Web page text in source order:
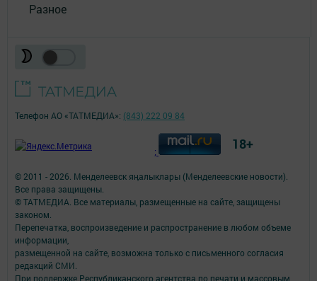
Разное
© 2011 - 2026. Менделеевск яӊалыклары (Менделеевские новости).
Все права защищены.
© ТАТМЕДИА. Все материалы, размещенные на сайте, защищены
законом.
Перепечатка, воспроизведение и распространение в любом объеме
информации,
размещенной на сайте, возможна только с письменного согласия
редакций СМИ.
При поддержке Республиканского агентства по печати и массовым
Телефон АО «ТАТМЕДИА»: (843) 222 09 84
; 18+